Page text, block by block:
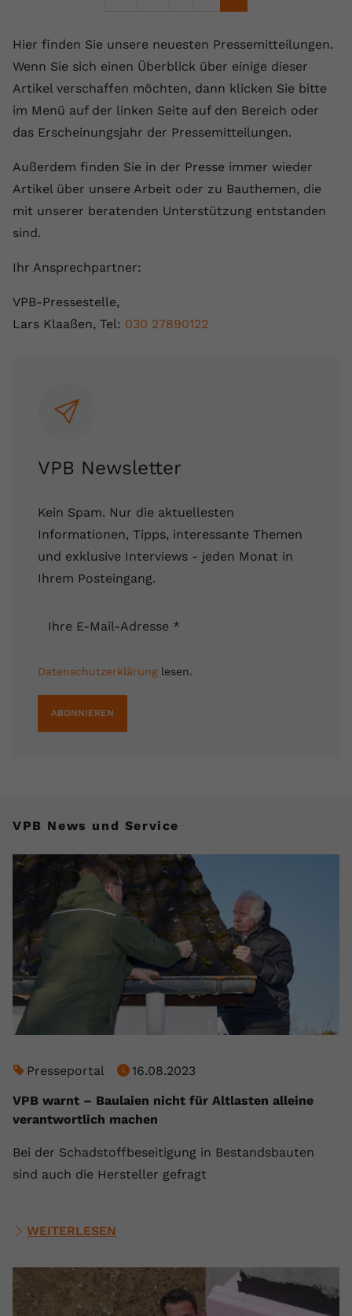
VPB Newsletter
Kein Spam. Nur die aktuellesten
Informationen, Tipps, interessante Themen
und exklusive Interviews - jeden Monat in
Ihrem Posteingang.
Ihre E-Mail-Adresse *
Datenschutzerklärunglesen.
ABONNIEREN
Hier finden Sie unsere neuesten Pressemitteilungen.
Wenn Sie sich einen Überblick über einige dieser
Artikel verschaffen möchten, dann klicken Sie bitte
im Menü auf der linken Seite auf den Bereich oder
das Erscheinungsjahr der Pressemitteilungen.
Außerdem finden Sie in der Presse immer wieder
Artikel über unsere Arbeit oder zu Bauthemen, die
mit unserer beratenden Unterstützung entstanden
sind.
Ihr Ansprechpartner:
VPB-Pressestelle,
Lars Klaaßen, Tel: 030 27890122
VPB News und Service
Presseportal
16.08.2023
VPB warnt – Baulaien nicht für Altlasten alleine
verantwortlich machen
Bei der Schadstoffbeseitigung in Bestandsbauten
sind auch die Hersteller gefragt
WEITERLESEN